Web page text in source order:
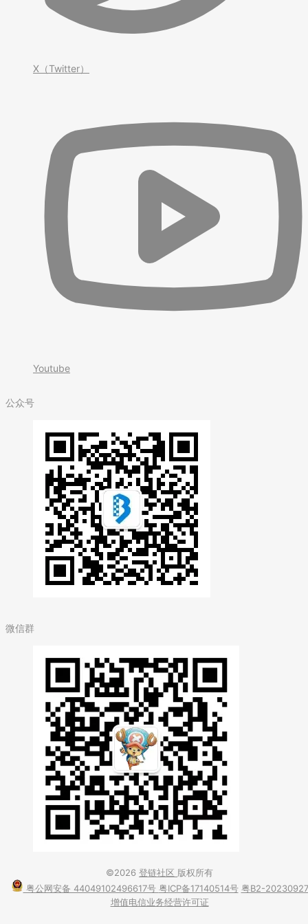
X（Twitter）
Youtube
公众号
微信群
©2026 登链社区 版权所有
粤公网安备 44049102496617号 粤ICP备17140514号 粤B2-20230927
增值电信业务经营许可证